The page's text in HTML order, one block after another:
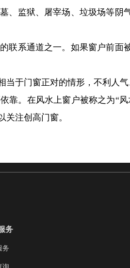
、监狱、屠宰场、垃圾场等
联系通道之一。如果窗户前
于门窗正对的情形，不利人气
靠。在风水上窗户被称之为“
注创高门窗。
务
务